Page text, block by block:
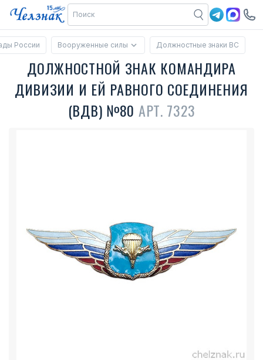
России Вооруженные силы Должностные знаки ВС
ДОЛЖНОСТНОЙ ЗНАК КОМАНДИРА
ДИВИЗИИ И ЕЙ РАВНОГО СОЕДИНЕНИЯ
(ВДВ) №80 АРТ. 7323